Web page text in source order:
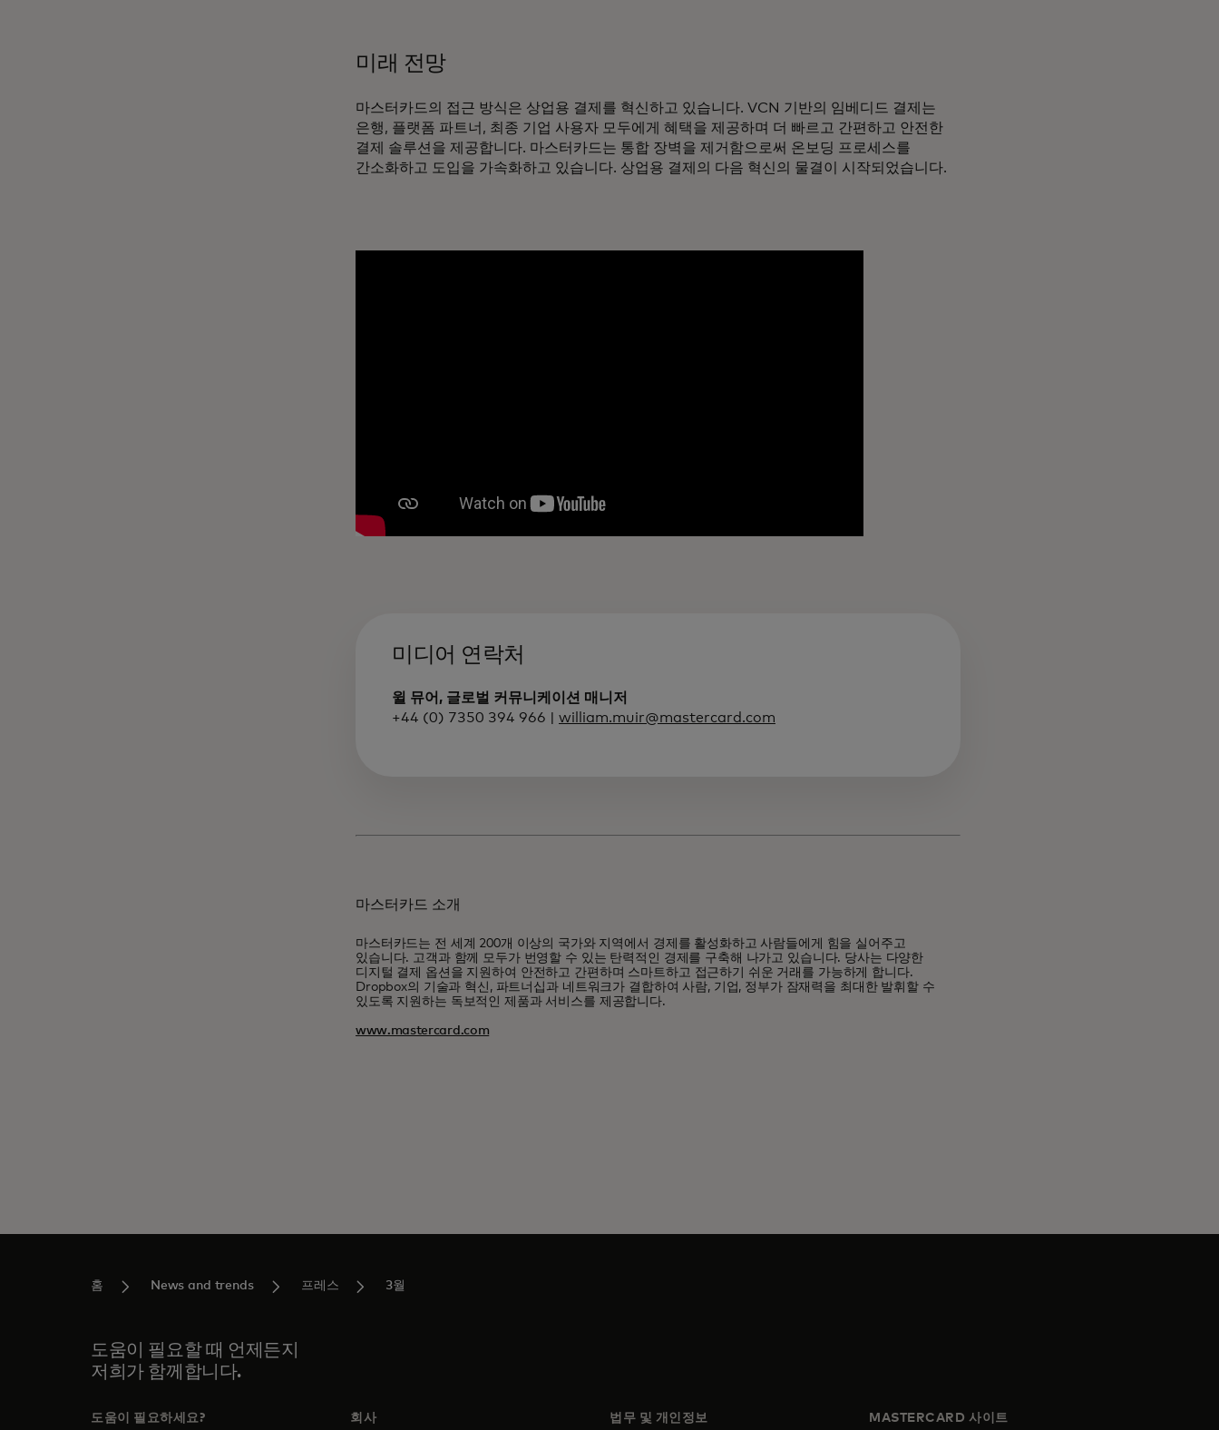
미래 전망
마스터카드의 접근 방식은 상업용 결제를 혁신하고 있습니다. VCN 기반의 임베디드 결제는
은행, 플랫폼 파트너, 최종 기업 사용자 모두에게 혜택을 제공하며 더 빠르고 간편하고 안전한
결제 솔루션을 제공합니다. 마스터카드는 통합 장벽을 제거함으로써 온보딩 프로세스를
간소화하고 도입을 가속화하고 있습니다. 상업용 결제의 다음 혁신의 물결이 시작되었습니다.
미디어 연락처
윌 뮤어, 글로벌 커뮤니케이션 매니저
+44 (0) 7350 394 966 | william.muir@mastercard.com
마스터카드 소개
마스터카드는 전 세계 200개 이상의 국가와 지역에서 경제를 활성화하고 사람들에게 힘을 실어주고
있습니다. 고객과 함께 모두가 번영할 수 있는 탄력적인 경제를 구축해 나가고 있습니다. 당사는 다양한
디지털 결제 옵션을 지원하여 안전하고 간편하며 스마트하고 접근하기 쉬운 거래를 가능하게 합니다.
Dropbox의 기술과 혁신, 파트너십과 네트워크가 결합하여 사람, 기업, 정부가 잠재력을 최대한 발휘할 수
있도록 지원하는 독보적인 제품과 서비스를 제공합니다.
www.mastercard.com
홈 News and trends 프레스 3월
도움이 필요할 때 언제든지
저희가 함께합니다.
도움이 필요하세요? 회사 법무 및 개인정보 MASTERCARD 사이트